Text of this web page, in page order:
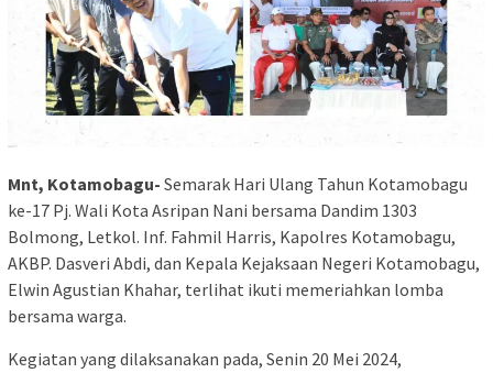
Mnt, Kotamobagu- Semarak Hari Ulang Tahun Kotamobagu
ke-17 Pj. Wali Kota Asripan Nani bersama Dandim 1303
Bolmong, Letkol. Inf. Fahmil Harris, Kapolres Kotamobagu,
AKBP. Dasveri Abdi, dan Kepala Kejaksaan Negeri Kotamobagu,
Elwin Agustian Khahar, terlihat ikuti memeriahkan lomba
bersama warga.
Kegiatan yang dilaksanakan pada, Senin 20 Mei 2024,